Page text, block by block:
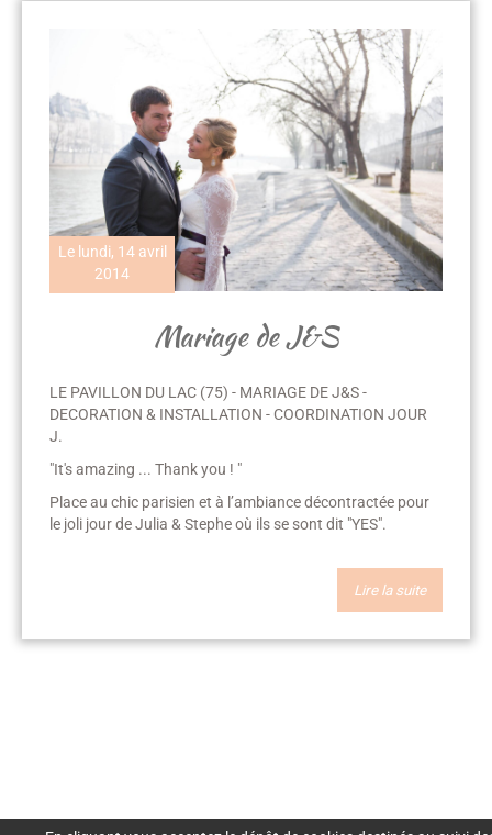
Mariage de J&S
Le lundi, 14 avril
2014
LE PAVILLON DU LAC (75) - MARIAGE DE J&S -
DECORATION & INSTALLATION - COORDINATION JOUR
J.
"It's amazing ... Thank you ! "
Place au chic parisien et à l’ambiance décontractée pour
le joli jour de Julia & Stephe où ils se sont dit "YES".
Lire la suite
Awelty